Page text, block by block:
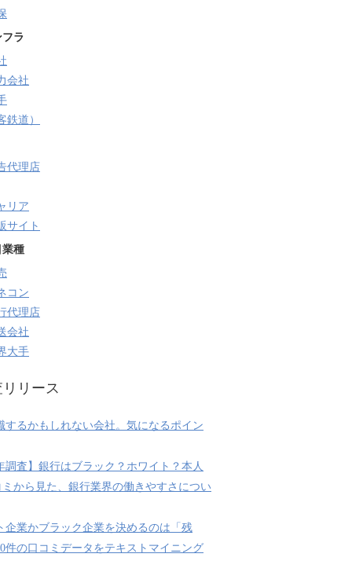
ラ
会社
鉄道）
代理店
リア
サイト
業種
コン
代理店
会社
大手
リース
するかもしれない会社。気になるポイン
調査】銀行はブラック？ホワイト？本人
から見た、銀行業界の働きやすさについ
企業かブラック企業を決めるのは「残
件の口コミデータをテキストマイニング